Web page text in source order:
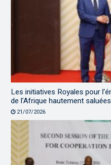
Les initiatives Royales pour
de l’Afrique hautement
21/07/2026